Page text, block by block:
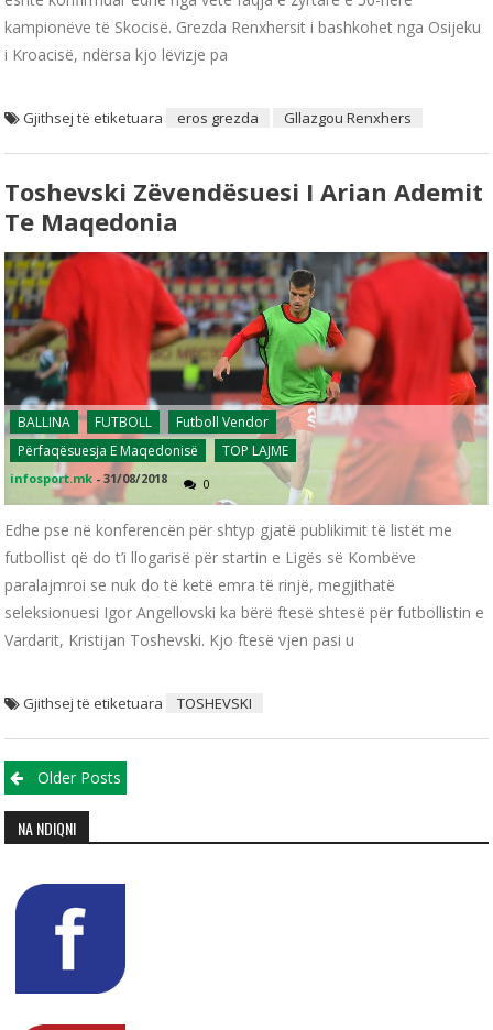
kampionëve të Skocisë. Grezda Renxhersit i bashkohet nga Osijeku
i Kroacisë, ndërsa kjo lëvizje pa
Gjithsej të etiketuara eros grezda Gllazgou Renxhers
Toshevski Zëvendësuesi I Arian Ademit
Te Maqedonia
BALLINA FUTBOLL
Futboll Vendor
Përfaqësuesja E Maqedonisë
TOP LAJME
infosport.mk -31/08/2018 0
Edhe pse në konferencën për shtyp gjatë publikimit të listët me
futbollist që do t’i llogarisë për startin e Ligës së Kombëve
paralajmroi se nuk do të ketë emra të rinjë, megjithatë
seleksionuesi Igor Angellovski ka bërë ftesë shtesë për futbollistin e
Vardarit, Kristijan Toshevski. Kjo ftesë vjen pasi u
Gjithsej të etiketuara TOSHEVSKI
Posts navigation
Older Posts
NA NDIQNI